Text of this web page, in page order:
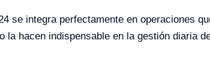
se integra perfectamente en operaciones
la hacen indispensable en la gestión diaria